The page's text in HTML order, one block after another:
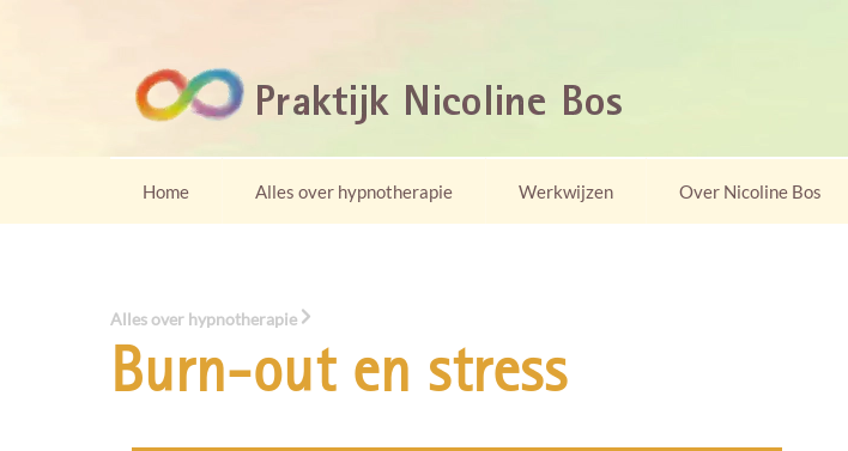
Home Alles over hypnotherapie Werkwijzen Over Nicoline Bos
Alles over hypnotherapie
Burn-out en stress